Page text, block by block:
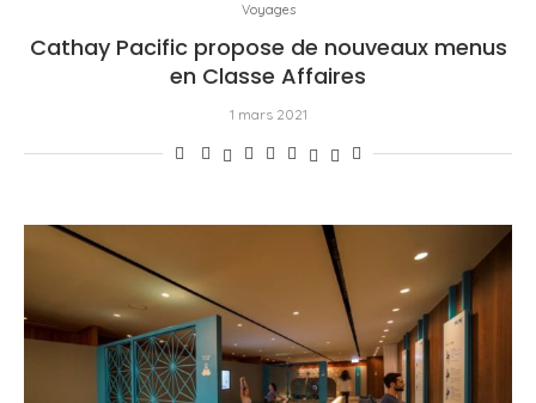
Voyages
Cathay Pacific propose de nouveaux menus
en Classe Affaires
1 mars 2021